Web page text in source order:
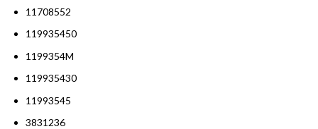
11708552
119935450
1199354M
119935430
11993545
3831236